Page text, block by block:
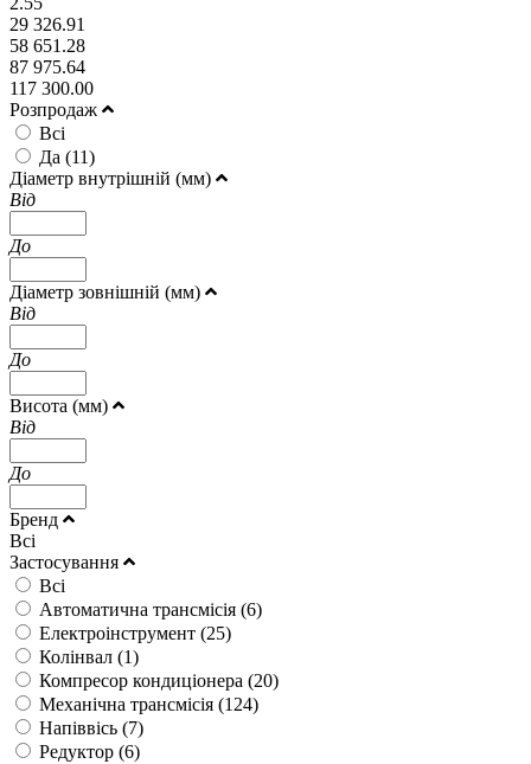
29 326.91
58 651.28
87 975.64
117 300.00
Розпродаж
Всі
Да (11)
Діаметр внутрішній (мм)
Від
До
Діаметр зовнішній (мм)
Від
До
Висота (мм)
Від
До
Бренд
Всі
Застосування
Всі
Автоматична трансмісія (6)
Електроінструмент (25)
Колінвал (1)
Компресор кондиціонера (20)
Механічна трансмісія (124)
Напіввісь (7)
Редуктор (6)